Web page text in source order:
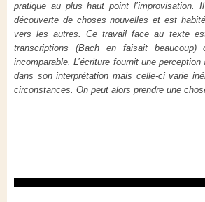
pratique au plus haut point
découverte de choses nouvelles et est
vers les autres. Ce travail face au texte
transcriptions (Bach en faisait
incomparable. L’écriture fournit une perception
dans son interprétation mais celle-ci varie
circonstances. On peut alors prendre une